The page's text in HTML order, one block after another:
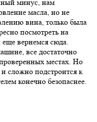
минус, нам
масла, но не
вина, только была
посмотреть на
вернемся сюда.
все достаточно
местах. Но
сложно подстроится к
конечно безопаснее.